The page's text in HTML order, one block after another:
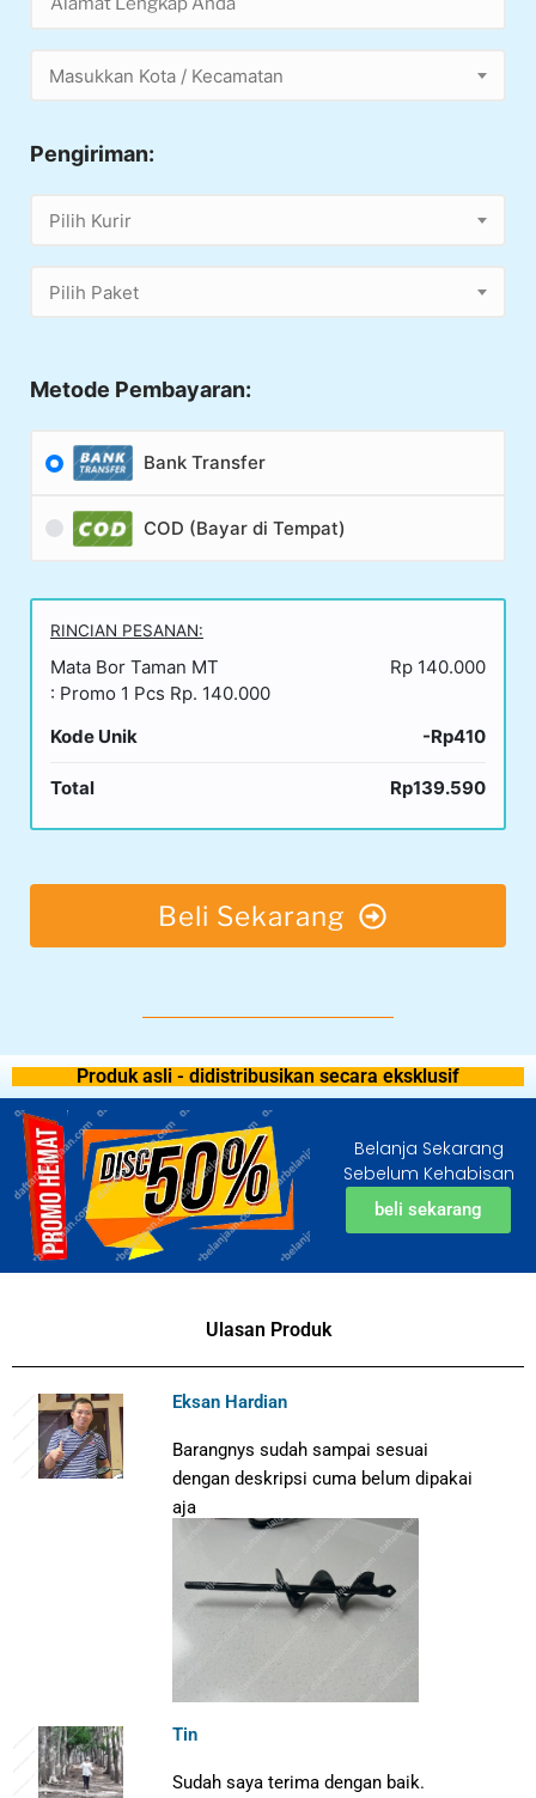
Masukkan Kota / Kecamatan
Pengiriman:
Pilih Kurir
Pilih Paket
Metode Pembayaran:
Bank Transfer
COD (Bayar di Tempat)
RINCIAN PESANAN:
Mata Bor Taman MT
: Promo 1 Pcs Rp. 140.000
Rp 140.000
Kode Unik -Rp410
Total Rp139.590
Beli Sekarang
Produk asli - didistribusikan secara eksklusif
Belanja Sekarang
Sebelum Kehabisan
beli sekarang
Ulasan Produk
Eksan Hardian
Barangnys sudah sampai sesuai
dengan deskripsi cuma belum dipakai
aja
Tin
Sudah saya terima dengan baik.